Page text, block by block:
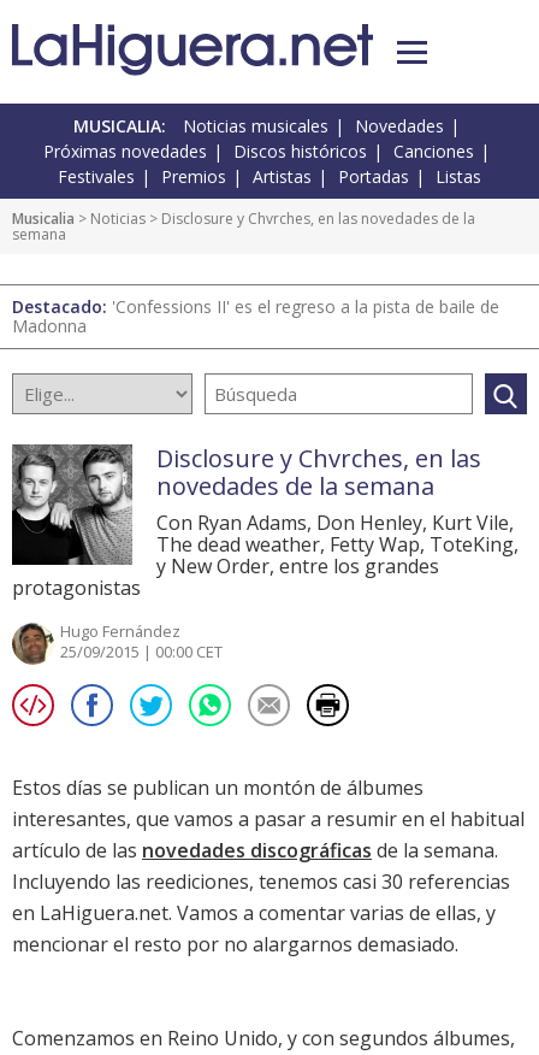
MUSICALIA: Noticias musicales
Novedades
Próximas novedades
Discos históricos
Canciones
Festivales
Premios Artistas Portadas Listas
Musicalia > Noticias > Disclosure y Chvrches, en las novedades de la
semana
Destacado: 'Confessions II' es el regreso a la pista de baile de
Madonna
Disclosure y Chvrches, en las
novedades de la semana
Con Ryan Adams, Don Henley, Kurt Vile,
The dead weather, Fetty Wap, ToteKing,
y New Order, entre los grandes
protagonistas
Hugo Fernández
25/09/2015 | 00:00 CET
Estos días se publican un montón de álbumes
interesantes, que vamos a pasar a resumir en el habitual
artículo de las novedades discográficas de la semana.
Incluyendo las reediciones, tenemos casi 30 referencias
en LaHiguera.net. Vamos a comentar varias de ellas, y
mencionar el resto por no alargarnos demasiado.
Comenzamos en Reino Unido, y con segundos álbumes,